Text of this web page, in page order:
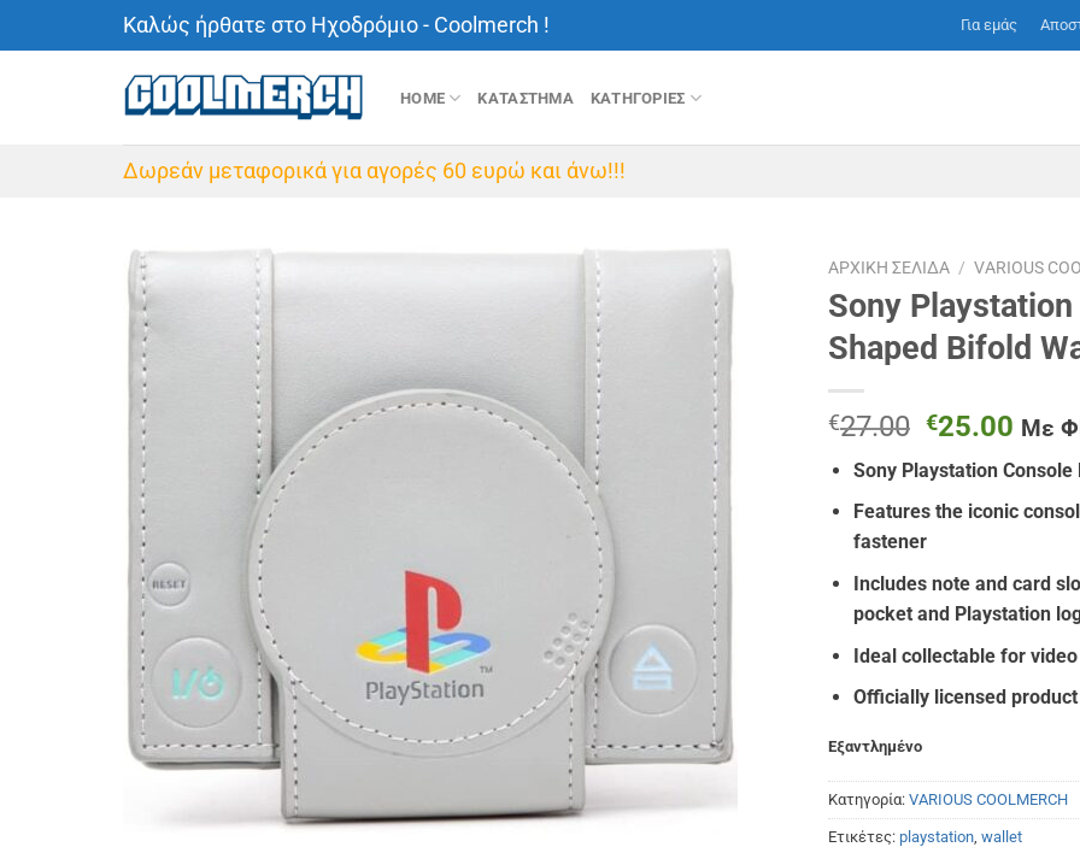
Καλώς ήρθατε στο Ηχοδρόμιο - Coolmerch ! Για εμάς
HOME ΚΑΤΑΣΤΗΜΑ ΚΑΤΗΓΟΡΙΕΣ
Δωρεάν μεταφορικά για αγορές 60 ευρώ και άνω!!!
ΑΡΧΙΚΉ ΣΕΛΊΔΑ / VARIOUS
Sony
Shaped Bifold
€27.00 Original
price
was:
€27.00.
€25.00 Η
τιμή
Με
Sony Playstation
Features the iconic
fastener
Includes note and card
pocket and Playstation
Ideal collectable for
Officially licensed product
Εξαντλημένο
Κατηγορία: VARIOUS COOLMERCH
Ετικέτες: playstation wallet